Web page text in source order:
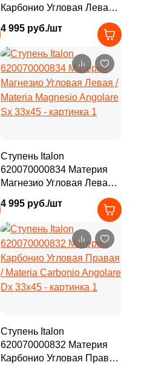
Карбонио Угловая Левая /
Materia Carbonio Angolare
Sx 33x45
4 995 руб./шт
Ступень Italon
620070000834 Материя
Магнезио Угловая Левая /
Materia Magnesio Angolare
Sx 33x45
4 995 руб./шт
Ступень Italon
620070000832 Материя
Карбонио Угловая Правая